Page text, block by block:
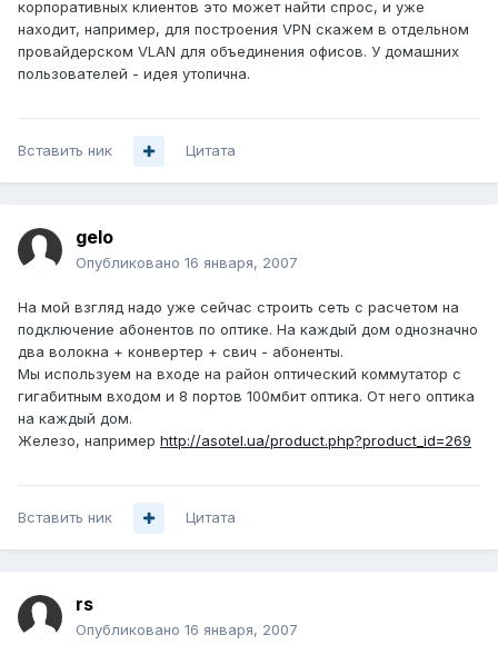
корпоративных клиентов это может найти спрос, и уже
находит, например, для построения VPN скажем в отдельном
провайдерском VLAN для объединения офисов. У домашних
пользователей - идея утопична.
Вставить ник Цитата
gelo
Опубликовано 16 января, 2007
На мой взгляд надо уже сейчас строить сеть с расчетом на
подключение абонентов по оптике. На каждый дом однозначно
два волокна + конвертер + свич - абоненты.
Мы используем на входе на район оптический коммутатор с
гигабитным входом и 8 портов 100мбит оптика. От него оптика
на каждый дом.
Железо, например http://asotel.ua/product.php?product_id=269
Вставить ник Цитата
rs
Опубликовано 16 января, 2007